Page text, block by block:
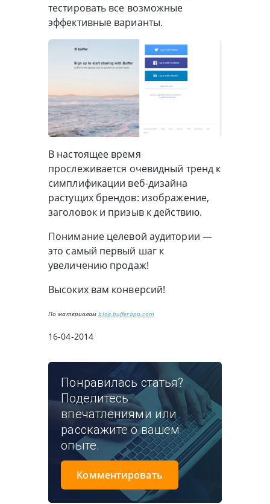
тестировать все возможные
эффективные варианты.
В настоящее время
прослеживается очевидный тренд к
симплификации веб-дизайна
растущих брендов: изображение,
заголовок и призыв к действию.
Понимание целевой аудитории —
это самый первый шаг к
увеличению продаж!
Высоких вам конверсий!
По материаламblog.bufferapp.com
16-04-2014
Понравилась статья?
Поделитесь
впечатлениями или
расскажите о вашем
опыте.
Комментировать